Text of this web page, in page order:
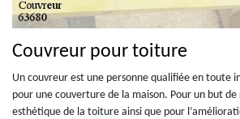
Couvreur pour toiture
Un couvreur est une personne qualifiée en toute
pour une couverture de la maison. Pour un but
esthétique de la toiture ainsi que pour